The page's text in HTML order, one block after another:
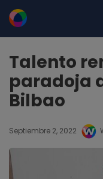
Talento
paradoja
Bilbao
Septiembre 2, 2022